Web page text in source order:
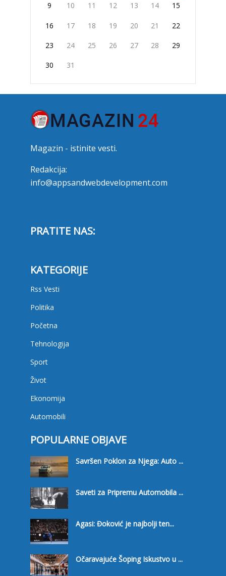
9 10 11 12 13 14 15
16 17 18 19 20 21 22
23 24 25 26 27 28 29
30 31
Magazin - istinite vesti.
Redakcija:
info@appsandwebdevelopment.com
PRATITE NAS:
KATEGORIJE
Rss Vesti
Politika
Početna
Tehnologija
Sport
Život
Ekonomija
Automobili
POPULARNE OBJAVE
Savršen Poklon za Njega: Auto ...
Saveti za Pripremu Automobila ...
Agasi: Đoković je najbolji ten...
Očaravajuće Šoping Iskustvo u ...